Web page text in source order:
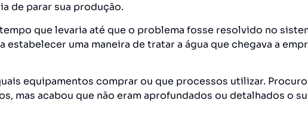
de parar sua produção.
que levaria até que o problema fosse resolvido no
estabelecer uma maneira de tratar a água que chegava a
equipamentos comprar ou que processos utilizar.
mas acabou que não eram aprofundados ou detalhados o